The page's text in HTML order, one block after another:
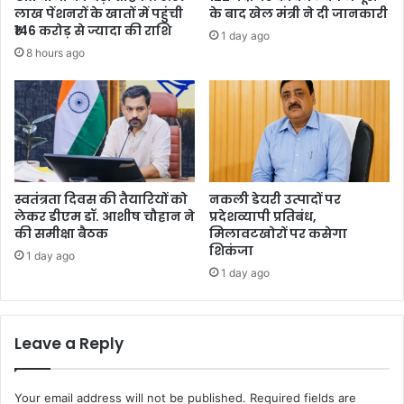
लाख पेंशनरों के खातों में पहुंची
₹146 करोड़ से ज्यादा की राशि
8 hours ago
के बाद खेल मंत्री ने दी जानकारी
1 day ago
स्वतंत्रता दिवस की तैयारियों को
लेकर डीएम डॉ. आशीष चौहान ने
की समीक्षा बैठक
1 day ago
नकली डेयरी उत्पादों पर
प्रदेशव्यापी प्रतिबंध,
मिलावटखोरों पर कसेगा
शिकंजा
1 day ago
Leave a Reply
Your email address will not be published. Required fields are